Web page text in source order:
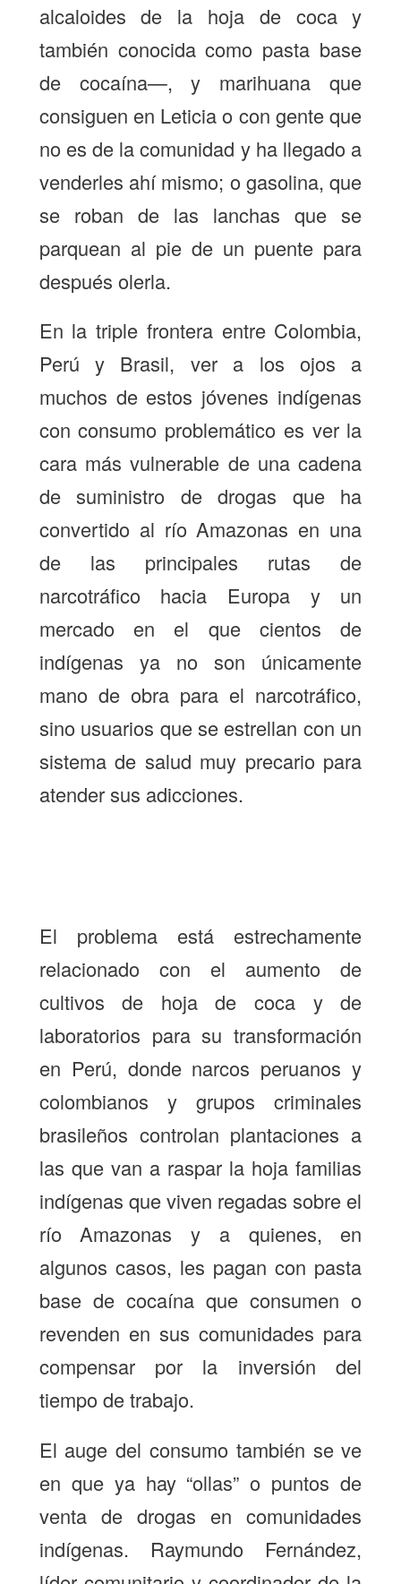
alcaloides de la hoja de coca y
también conocida como pasta base
de cocaína—, y marihuana que
consiguen en Leticia o con gente que
no es de la comunidad y ha llegado a
venderles ahí mismo; o gasolina, que
se roban de las lanchas que se
parquean al pie de un puente para
después olerla.
En la triple frontera entre Colombia,
Perú y Brasil, ver a los ojos a
muchos de estos jóvenes indígenas
con consumo problemático es ver la
cara más vulnerable de una cadena
de suministro de drogas que ha
convertido al río Amazonas en una
de las principales rutas de
narcotráfico hacia Europa y un
mercado en el que cientos de
indígenas ya no son únicamente
mano de obra para el narcotráfico,
sino usuarios que se estrellan con un
sistema de salud muy precario para
atender sus adicciones.
El problema está estrechamente
relacionado con el aumento de
cultivos de hoja de coca y de
laboratorios para su transformación
en Perú, donde narcos peruanos y
colombianos y grupos criminales
brasileños controlan plantaciones a
las que van a raspar la hoja familias
indígenas que viven regadas sobre el
río Amazonas y a quienes, en
algunos casos, les pagan con pasta
base de cocaína que consumen o
revenden en sus comunidades para
compensar por la inversión del
tiempo de trabajo.
El auge del consumo también se ve
en que ya hay “ollas” o puntos de
venta de drogas en comunidades
indígenas. Raymundo Fernández,